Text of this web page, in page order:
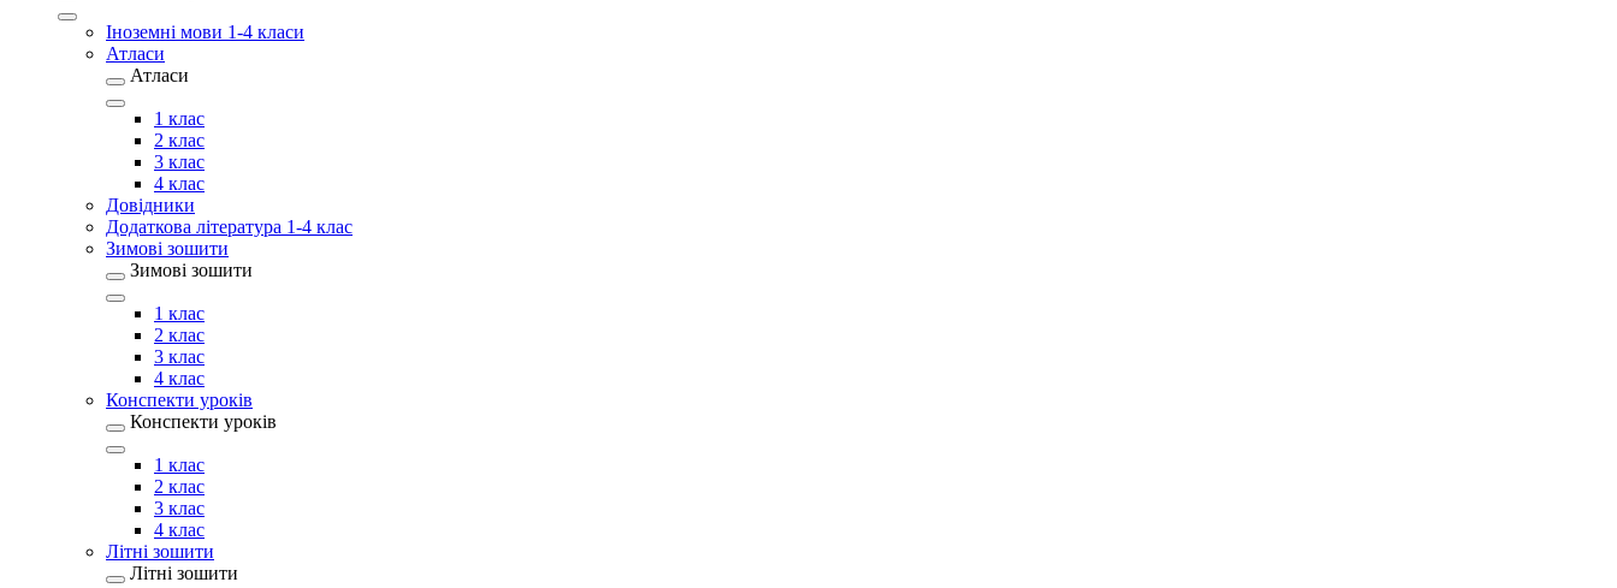
Іноземні мови 1-4 класи
Атласи
Атласи
1 клас
2 клас
3 клас
4 клас
Довідники
Додаткова література 1-4 клас
Зимові зошити
Зимові зошити
1 клас
2 клас
3 клас
4 клас
Конспекти уроків
Конспекти уроків
1 клас
2 клас
3 клас
4 клас
Літні зошити
Літні зошити